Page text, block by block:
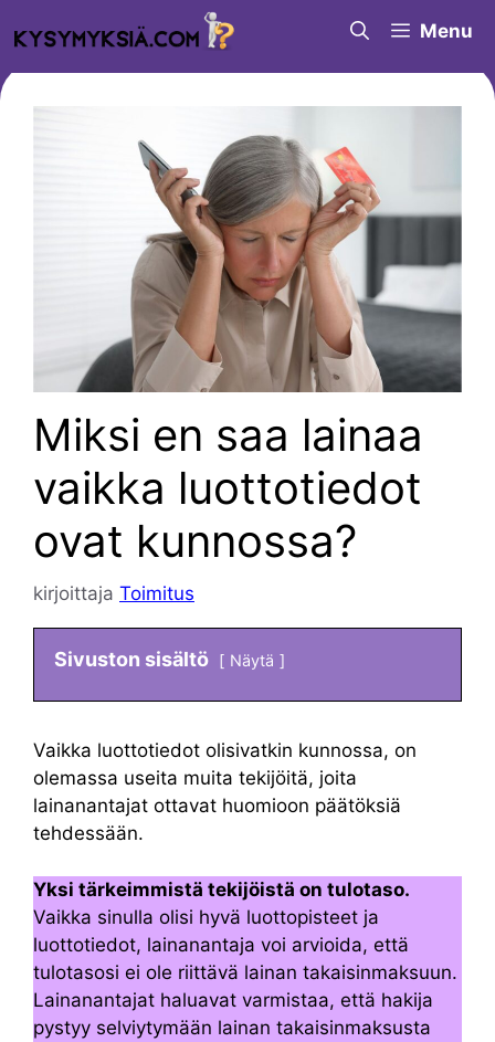
sisältöön
Menu
Miksi en saa lainaa
vaikka luottotiedot
ovat kunnossa?
kirjoittaja Toimitus
Sivuston sisältö Näytä
Vaikka luottotiedot olisivatkin kunnossa, on
olemassa useita muita tekijöitä, joita
lainanantajat ottavat huomioon päätöksiä
tehdessään.
Yksi tärkeimmistä tekijöistä on tulotaso.
Vaikka sinulla olisi hyvä luottopisteet ja
luottotiedot, lainanantaja voi arvioida, että
tulotasosi ei ole riittävä lainan takaisinmaksuun.
Lainanantajat haluavat varmistaa, että hakija
pystyy selviytymään lainan takaisinmaksusta